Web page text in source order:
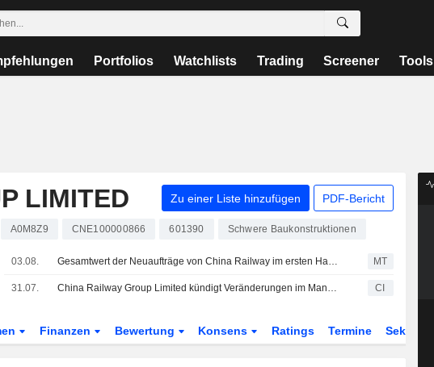
Portfolios Watchlists Trading Screener Tools
LIMITED Zu einer Liste hinzufügen PDF-Bericht
A0M8Z9 CNE100000866 601390 Schwere Baukonstruktionen
03.08. Gesamtwert der Neuaufträge von China Railway im ersten Halbjahr um 9% gesunken MT
31.07. China Railway Group Limited kündigt Veränderungen im Management an CI
Finanzen Bewertung Konsens Ratings Termine Sektor